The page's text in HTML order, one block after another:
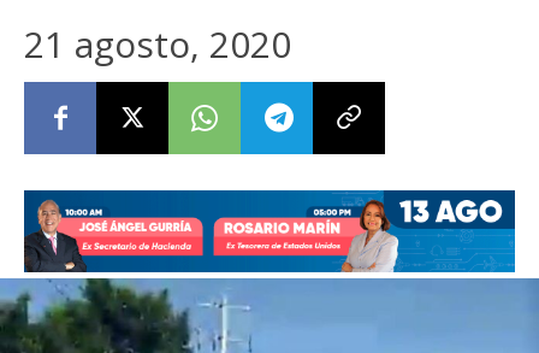
21 agosto, 2020